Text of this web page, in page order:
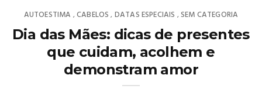
AUTOESTIMA ,CABELOS , DATAS ESPECIAIS ,SEM CATEGORIA
Dia das Mães: dicas de presentes
que cuidam, acolhem e
demonstram amor